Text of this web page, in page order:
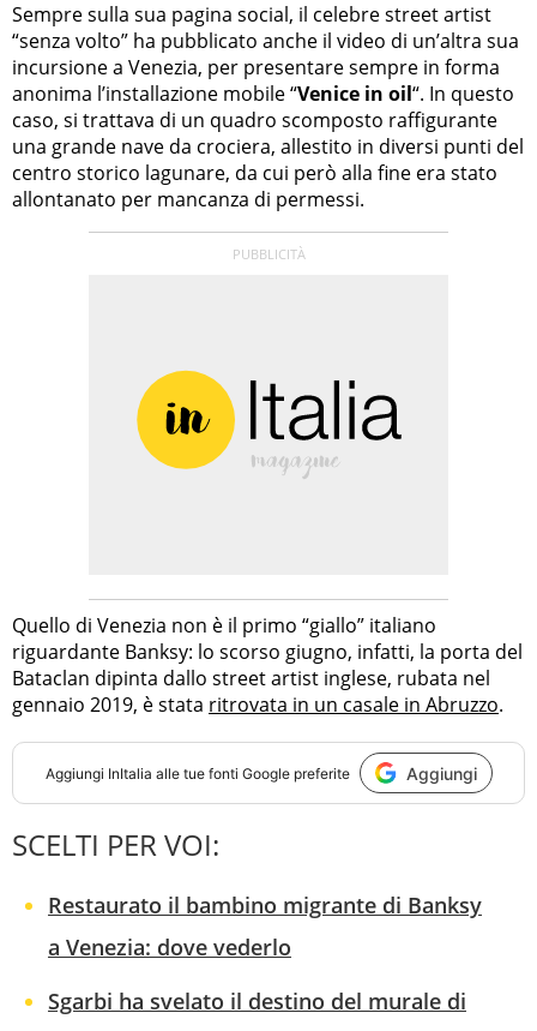
Sempre sulla sua pagina social, il celebre street artist
“senza volto” ha pubblicato anche il video di un’altra sua
incursione a Venezia, per presentare sempre in forma
anonima l’installazione mobile “Venice in oil“. In questo
caso, si trattava di un quadro scomposto raffigurante
una grande nave da crociera, allestito in diversi punti del
centro storico lagunare, da cui però alla fine era stato
allontanato per mancanza di permessi.
Quello di Venezia non è il primo “giallo” italiano
riguardante Banksy: lo scorso giugno, infatti, la porta del
Bataclan dipinta dallo street artist inglese, rubata nel
gennaio 2019, è stata ritrovata in un casale in Abruzzo.
Aggiungi InItalia alle tue fonti Google preferite Aggiungi
SCELTI PER VOI:
Restaurato il bambino migrante di Banksy
a Venezia: dove vederlo
Sgarbi ha svelato il destino del murale di